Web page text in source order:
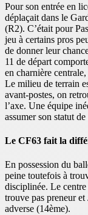
Pour son entrée en
déplaçait dans le
(R2). C’était pour
jeu à certains pros
de donner leur
11 de départ
en charnière
Le milieu de terrain
avant-postes, on
l’axe. Une équipe
assumer son statut
Le CF63 fait la
En possession du
peine toutefois à
disciplinée. Le
trouve pas preneur et
adverse (14ème).